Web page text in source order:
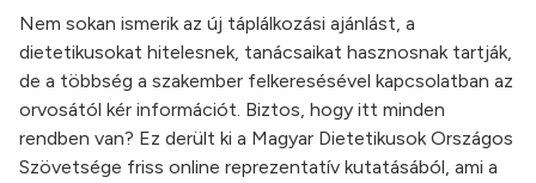
Nem sokan ismerik az új táplálkozási ajánlást, a
dietetikusokat hitelesnek, tanácsaikat hasznosnak tartják,
de a többség a szakember felkeresésével kapcsolatban az
orvosától kér információt. Biztos, hogy itt minden
rendben van? Ez derült ki a Magyar Dietetikusok Országos
Szövetsége friss online reprezentatív kutatásából, ami a